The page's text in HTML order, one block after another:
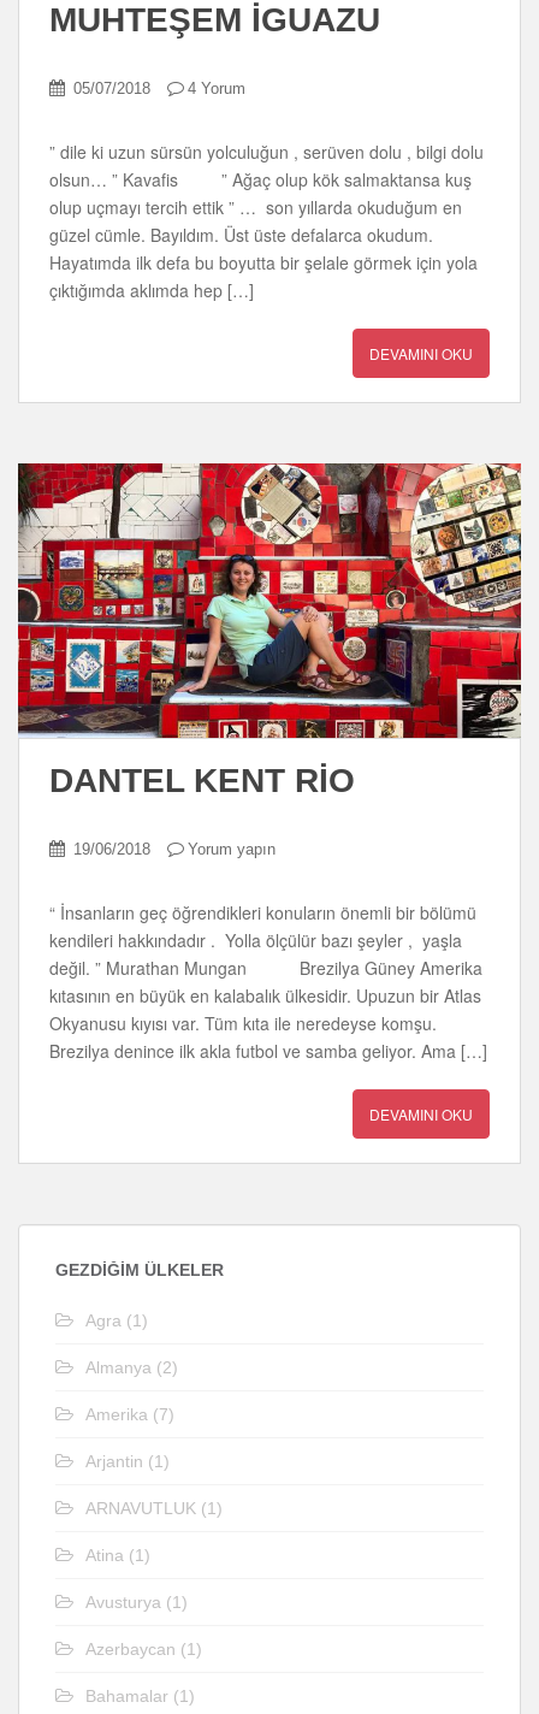
MUHTEŞEM İGUAZU
05/07/2018 4 Yorum
” dile ki uzun sürsün yolculuğun , serüven dolu , bilgi dolu
olsun… ” Kavafis ” Ağaç olup kök salmaktansa kuş
olup uçmayı tercih ettik ” … son yıllarda okuduğum en
güzel cümle. Bayıldım. Üst üste defalarca okudum.
Hayatımda ilk defa bu boyutta bir şelale görmek için yola
çıktığımda aklımda hep […]
DEVAMINI OKU
DANTEL KENT RİO
19/06/2018 Yorum yapın
“ İnsanların geç öğrendikleri konuların önemli bir bölümü
kendileri hakkındadır . Yolla ölçülür bazı şeyler , yaşla
değil. ” Murathan Mungan Brezilya Güney Amerika
kıtasının en büyük en kalabalık ülkesidir. Upuzun bir Atlas
Okyanusu kıyısı var. Tüm kıta ile neredeyse komşu.
Brezilya denince ilk akla futbol ve samba geliyor. Ama […]
DEVAMINI OKU
GEZDIĞIM ÜLKELER
Agra (1)
Almanya (2)
Amerika (7)
Arjantin (1)
ARNAVUTLUK (1)
Atina (1)
Avusturya (1)
Azerbaycan (1)
Bahamalar (1)